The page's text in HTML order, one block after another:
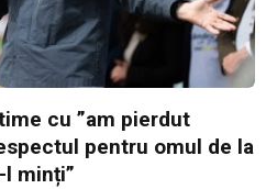
cu ”am pierdut
pentru omul de la
l minți”